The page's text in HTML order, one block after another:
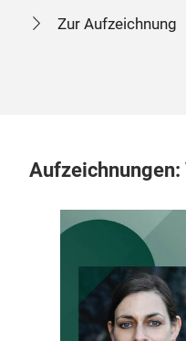
Zur Aufzeichnung
Aufzeichnungen: